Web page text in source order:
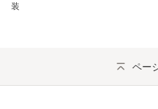
装
ペー